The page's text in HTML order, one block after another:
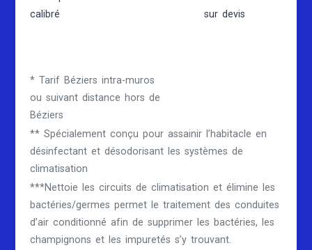
calibré
sur devis
* Tarif Béziers intra-muros
ou suivant distance hors de
Béziers
** Spécialement conçu pour assainir l’habitacle en
désinfectant et désodorisant les systèmes de
climatisation
***Nettoie les circuits de climatisation et élimine les
bactéries/germes permet le traitement des conduites
d’air conditionné afin de supprimer les bactéries, les
champignons et les impuretés s’y trouvant.